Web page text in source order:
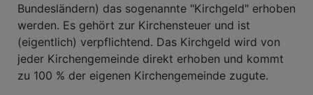
Bundesländern) das sogenannte "Kirchgeld" erhoben
werden. Es gehört zur Kirchensteuer und ist
(eigentlich) verpflichtend. Das Kirchgeld wird von
jeder Kirchengemeinde direkt erhoben und kommt
zu 100 % der eigenen Kirchengemeinde zugute.